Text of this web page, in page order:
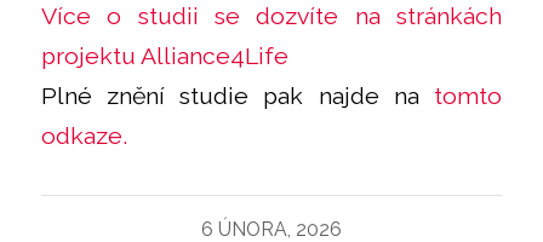
Více o studii se dozvíte na stránkách
projektu Alliance4Life
Plné znění studie pak najde na tomto
odkaze.
6 ÚNORA, 2026